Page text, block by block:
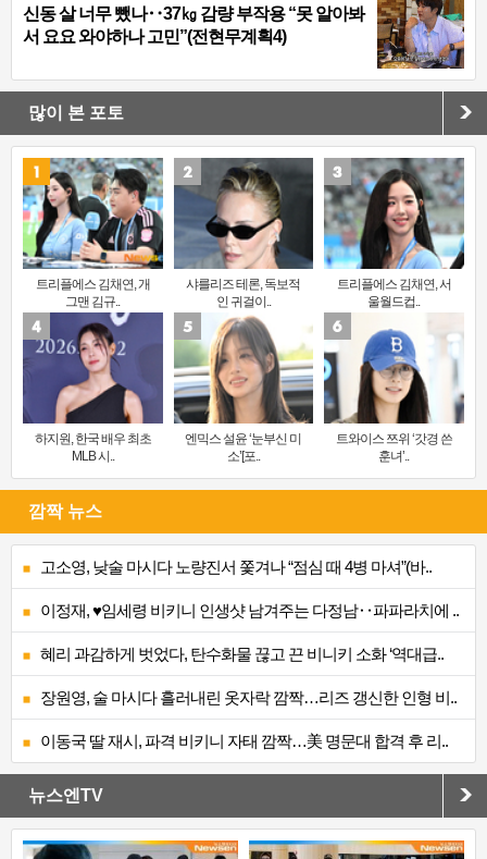
신동 살 너무 뺐나‥37㎏ 감량 부작용 “못 알아봐
서 요요 와야하나 고민”(전현무계획4)
많이 본 포토
트리플에스 김채연, 개
그맨 김규..
샤를리즈 테론, 독보적
인 귀걸이..
트리플에스 김채연, 서
울월드컵..
하지원, 한국 배우 최초
MLB 시..
엔믹스 설윤 ‘눈부신 미
소’[포..
트와이스 쯔위 ‘갓경 쓴
훈녀’..
깜짝 뉴스
고소영, 낮술 마시다 노량진서 쫓겨나 “점심 때 4병 마셔”(바..
이정재, ♥임세령 비키니 인생샷 남겨주는 다정남‥파파라치에 ..
혜리 과감하게 벗었다, 탄수화물 끊고 끈 비니키 소화 ‘역대급..
장원영, 술 마시다 흘러내린 옷자락 깜짝…리즈 갱신한 인형 비..
이동국 딸 재시, 파격 비키니 자태 깜짝…美 명문대 합격 후 리..
뉴스엔TV